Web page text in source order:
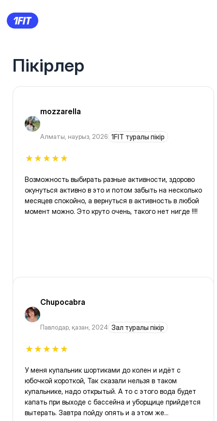
Пікірлер
mozzarella
Алматы, наурыз, 2026 1FIT туралы пікір
Возможность выбирать разные активности, здорово
окунуться активно в это и потом забыть на несколько
месяцев спокойно, а вернуться в активность в любой
момент можно. Это круто очень, такого нет нигде !!!!
Chupocabra
Павлодар, қазан, 2024 Зал туралы пікір
У меня купальник шортиками до колен и идёт с
юбочкой короткой, Так сказали нельзя в таком
купальнике, надо открытый. А то с этого вода будет
капать при выходе с бассейна и уборщице прийдется
вытерать. Завтра пойду опять и а этом же